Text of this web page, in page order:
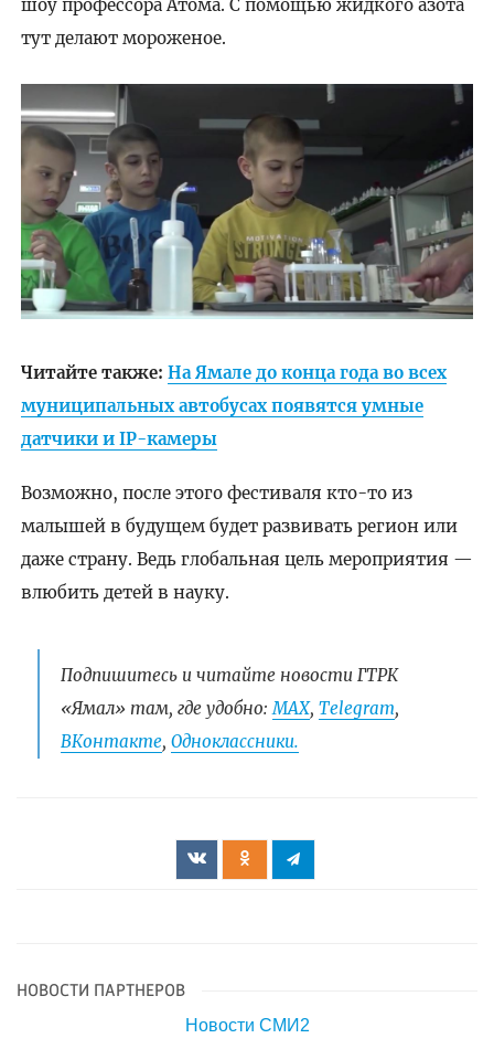
шоу профессора Атома. С помощью жидкого азота
тут делают мороженое.
Читайте также: На Ямале до конца года во всех
муниципальных автобусах появятся умные
датчики и IP-камеры
Возможно, после этого фестиваля кто-то из
малышей в будущем будет развивать регион или
даже страну. Ведь глобальная цель мероприятия —
влюбить детей в науку.
Подпишитесь и читайте новости ГТРК
«Ямал» там, где удобно:МАХ, Telegram,
ВКонтакте, Одноклассники.
НОВОСТИ ПАРТНЕРОВ
Новости СМИ2